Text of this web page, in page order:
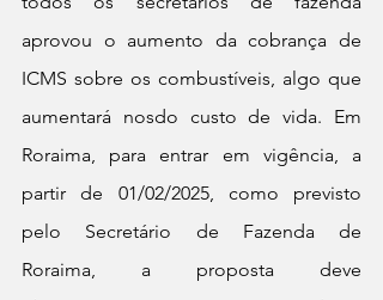
aprovou o aumento da cobrança de
ICMS sobre os combustíveis, algo que
aumentará nosdo custo de vida. Em
Roraima, para entrar em vigência, a
partir de 01/02/2025, como previsto
pelo Secretário de Fazenda de
Roraima, a proposta deve